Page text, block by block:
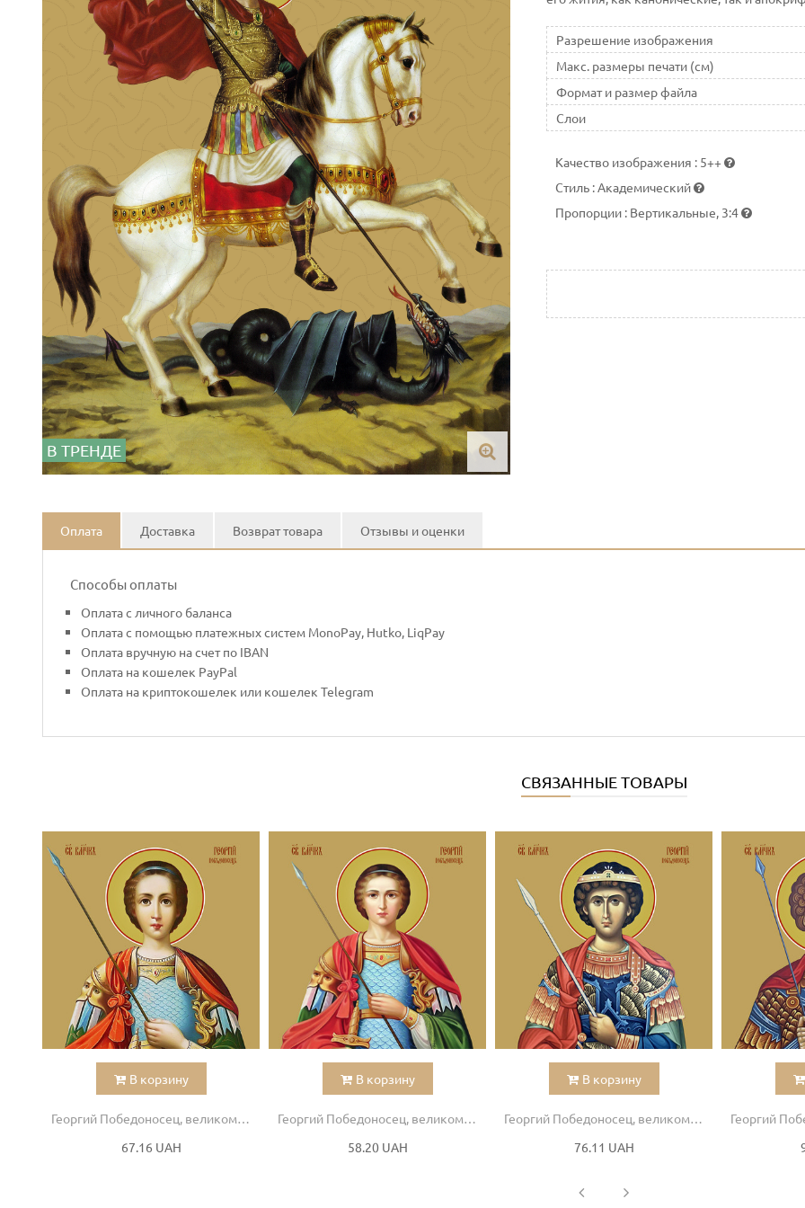
В ТРЕНДЕ
Разрешение изображения
Макс. размеры печати (см)
Формат и размер файла
Слои
Качество изображения : 5++
Стиль : Академический
Пропорции : Вертикальные, 3:4
Оплата Доставка Возврат товара Отзывы и оценки
Способы оплаты
Оплата с личного баланса
Оплата с помощью платежных систем MonoPay, Hutko, LiqPay
Оплата вручную на счет по IBAN
Оплата на кошелек PayPal
Оплата на криптокошелек или кошелек Telegram
СВЯЗАННЫЕ ТОВАРЫ
В корзину
Георгий Победоносец, великомученик
67.16 UAH
В корзину
Георгий Победоносец, великомученик
58.20 UAH
В корзину
Георгий Победоносец, великомученик
76.11 UAH